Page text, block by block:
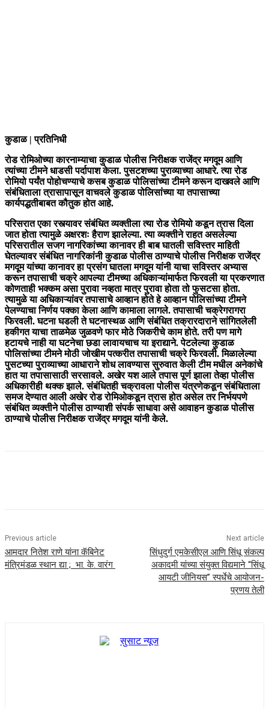
कुडाळ | प्रतिनिधी
रोड रोमिओच्या कारनाम्याचा कुडाळ पोलीस निरीक्षक राजेंद्र मगदूम आणि
त्यांच्या टीमने धाडसी पर्दापाश केला. पुसटशच्या पुराव्याच्या आधारे. त्या रोड
रोमियो पर्यंत पोहोचण्याचे कसब कुडाळ पोलिसांच्या टीमने करून दाखवले आणि
संबंधिताला त्रासापासून वाचवले कुडाळ पोलिसांच्या या तपासाच्या
कार्यपद्धतीबाबत कौतुक होत आहे.
परिसरात एका रस्त्यावर संबंधित व्यक्तीला त्या रोड रोमियो कडून त्रास दिला
जात होता त्यामुळे अक्षरशः हैराण झालेल्या. त्या व्यक्तीने राहत असलेल्या
परिसरातील सजग नागरिकांच्या कानावर ही बाब घातली सविस्तर माहिती
घेतल्यावर संबंधित नागरिकांनी कुडाळ पोलीस ठाण्याचे पोलीस निरीक्षक राजेंद्र
मगदूम यांच्या कानावर हा प्रसंग घातला मगदूम यांनी याचा सविस्तर अभ्यास
करून तपासाची चक्रे आपल्या टीमच्या अधिकाऱ्यांमार्फत फिरवली या प्रकरणात
कोणताही भक्कम असा पुरावा नव्हता मात्र पुरावा होता तो फुसटसा होता.
त्यामुळे या अधिकाऱ्यांवर तपासाचे आव्हान होते हे आव्हान पोलिसांच्या टीमने
पेलण्याचा निर्णय पक्का केला आणि कामाला लागले. तपासाची चक्रेगरागरा
फिरवली. घटना घडली ते घटनास्थळ आणि संबंधित तक्रारदाराने सांगितलेली
हकीगत याचा ताळमेळ जुळवणे फार मोठे जिकरीचे काम होते. तरी पण मागे
हटायचे नाही या घटनेचा छडा लावायचाच या इराद्याने. पेटलेल्या कुडाळ
पोलिसांच्या टीमने मोठी जोखीम पत्करीत तपासाची चक्रे फिरवली. मिळालेल्या
पुसटच्या पुराव्याच्या आधाराने शोध लावण्यास सुरुवात केली टीम मधील अनेकांचे
हात या तपासासाठी सरसावले. अखेर यश आले तपास पूर्ण झाला तेव्हा पोलीस
अधिकारीही थक्क झाले. संबंधितही चक्रावला पोलीस यंत्रणेकडून संबंधिताला
समज देण्यात आली अखेर रोड रोमिओकडून त्रास होत असेल तर निर्भयपणे
संबंधित व्यक्तीने पोलीस ठाण्याशी संपर्क साधावा असे आवाहन कुडाळ पोलीस
ठाण्याचे पोलीस निरीक्षक राजेंद्र मगदूम यांनी केले.
Previous article
आमदार नितेश राणे यांना कॅबिनेट
मंत्रिमंडळ स्थान द्या ; भा. के. वारंग
Next article
सिंधुदुर्ग एमकेसीएल आणि सिंधू संकल्प
अकादमी यांच्या संयुक्त विद्यमाने “सिंधू
आयटी जीनियस” स्पर्धेचे आयोजन-
प्रणय तेली